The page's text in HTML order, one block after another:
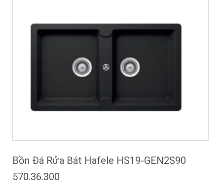
Bồn Đá Rửa Bát Hafele HS19-GEN2S90
570.36.300